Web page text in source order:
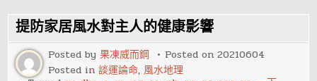
位
在
哪
個
方
向？
如
提防家居風水對主人的健康影響
Posted by果凍威而鋼 Posted on20210604
Posted in談運論命, 風水地理